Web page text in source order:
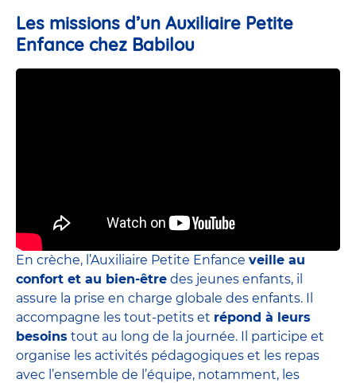
Les missions d’un Auxiliaire Petite
Enfance chez Babilou
En crèche, l’Auxiliaire Petite Enfance veille au
confort et au bien-être des jeunes enfants, il
assure la prise en charge globale des enfants. Il
accompagne les tout-petits et répond à leurs
besoins tout au long de la journée. Il participe et
organise les activités pédagogiques et les repas
avec l’ensemble de l’équipe, notamment, les